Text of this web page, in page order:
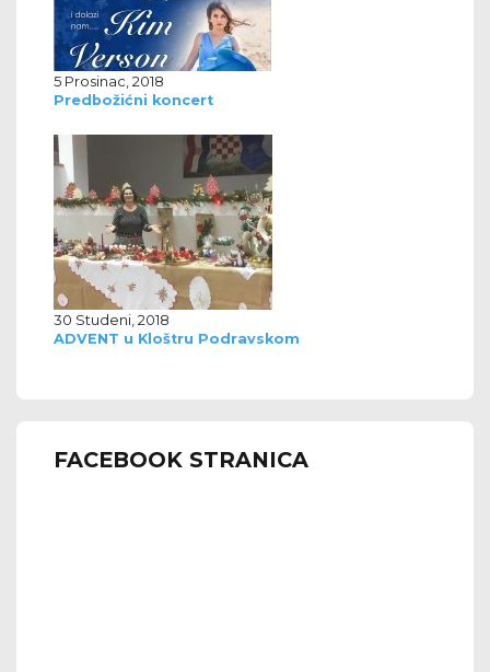
5 Prosinac, 2018
Predbožićni koncert
30 Studeni, 2018
ADVENT u Kloštru Podravskom
FACEBOOK STRANICA